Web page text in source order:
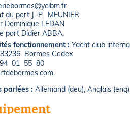
du port J.-P. MEUNIER
Dominique LEDAN
port Didier ABBA.
fonctionnement : Yacht club
Bormes Cedex
01 55 80
parlées : Allemand (deu), Anglais